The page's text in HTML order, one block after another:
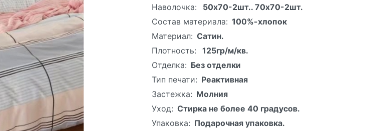
Наволочка:
50х70-2шт.. 70х70-2шт.
Состав материала: 100%-хлопок
Материал: Сатин.
Плотность:
125гр/м/кв.
Отделка: Без отделки
Тип печати: Реактивная
Застежка: Молния
Уход: Стирка не более 40 градусов.
Упаковка: Подарочная упаковка.